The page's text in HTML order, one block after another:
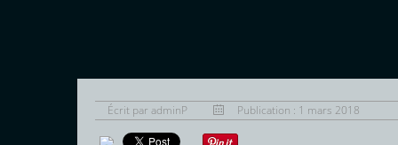
Écrit par adminP Publication : 1 mars 2018